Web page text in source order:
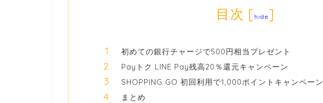
目次 [ hide]
初めての銀行チャージで500円相当プレゼント
Payトク LINE Pay残高20％還元キャンペーン
SHOPPING GO 初回利用で1,000ポイントキャンペーン
まとめ